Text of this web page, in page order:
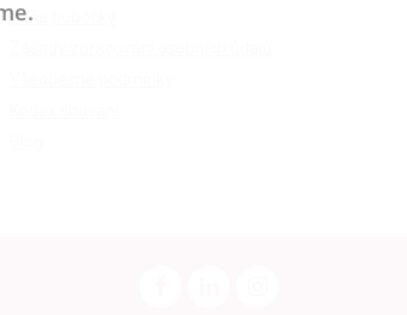
Naše pobočky